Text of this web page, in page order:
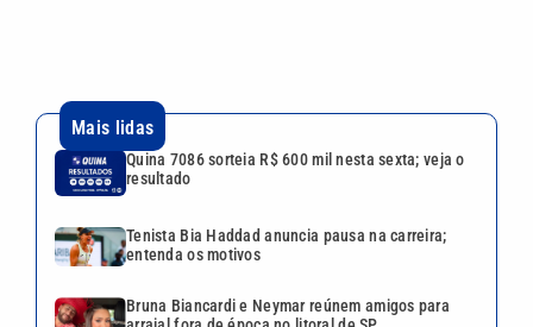
Mais lidas
Quina 7086 sorteia R$ 600 mil nesta sexta; veja o
resultado
Tenista Bia Haddad anuncia pausa na carreira;
entenda os motivos
Bruna Biancardi e Neymar reúnem amigos para